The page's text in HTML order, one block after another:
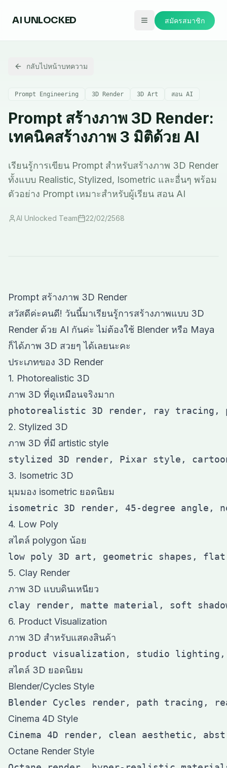
AI UNLOCKED สมัครสมาชิก
กลับไปหน้าบทความ
Prompt Engineering 3D Render 3D Art สอน AI
Prompt สร้างภาพ 3D Render:
เทคนิคสร้างภาพ 3 มิติด้วย AI
เรียนรู้การเขียน Prompt สำหรับสร้างภาพ 3D Render
ทั้งแบบ Realistic, Stylized, Isometric และอื่นๆ พร้อม
ตัวอย่าง Prompt เหมาะสำหรับผู้เรียน สอน AI
AI Unlocked Team 22/02/2568
Prompt สร้างภาพ 3D Render
สวัสดีค่ะคนดี! วันนี้มาเรียนรู้การสร้างภาพแบบ 3D
Render ด้วย AI กันค่ะ ไม่ต้องใช้ Blender หรือ Maya
ก็ได้ภาพ 3D สวยๆ ได้เลยนะคะ
ประเภทของ 3D Render
1. Photorealistic 3D
ภาพ 3D ที่ดูเหมือนจริงมาก
2. Stylized 3D
ภาพ 3D ที่มี artistic style
3. Isometric 3D
มุมมอง isometric ยอดนิยม
4. Low Poly
สไตล์ polygon น้อย
5. Clay Render
ภาพ 3D แบบดินเหนียว
6. Product Visualization
ภาพ 3D สำหรับแสดงสินค้า
สไตล์ 3D ยอดนิยม
Blender/Cycles Style
Cinema 4D Style
Octane Render Style